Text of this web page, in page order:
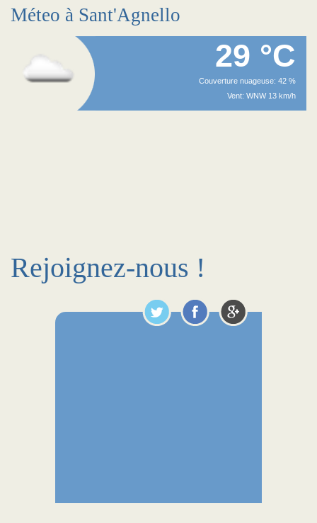
Méteo à Sant'Agnello
29 °C
Couverture nuageuse: 42 %
Vent: WNW 13 km/h
Rejoignez-nous !